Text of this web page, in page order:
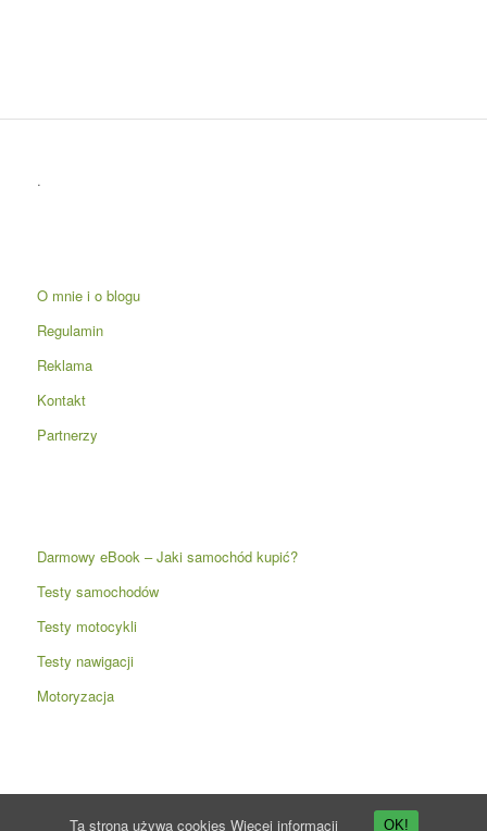
.
O mnie i o blogu
Regulamin
Reklama
Kontakt
Partnerzy
Darmowy eBook – Jaki samochód kupić?
Testy samochodów
Testy motocykli
Testy nawigacji
Motoryzacja
Ta strona używa cookies Więcej informacji OK!